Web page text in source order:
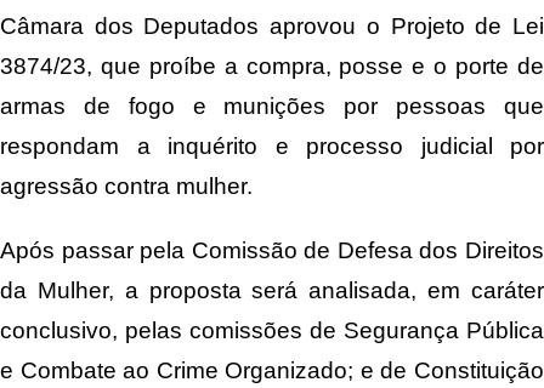
Câmara dos Deputados aprovou o Projeto de Lei
3874/23, que proíbe a compra, posse e o porte de
armas de fogo e munições por pessoas que
respondam a inquérito e processo judicial por
agressão contra mulher.
Após passar pela Comissão de Defesa dos Direitos
da Mulher, a proposta será analisada, em caráter
conclusivo, pelas comissões de Segurança Pública
e Combate ao Crime Organizado; e de Constituição